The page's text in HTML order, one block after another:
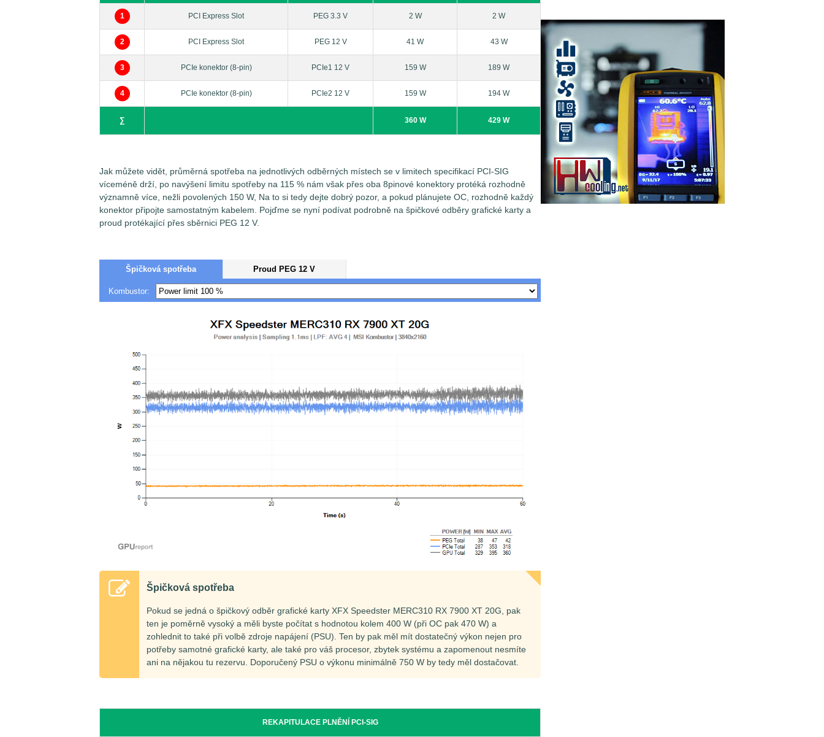
Měření špičkových odběrů (Peak)
Měření špičkové spotřeby a proudu na jednotlivých odběrných místech je prováděno pomocí měřících
uvedeno jinak, pak senzory jsou nastaveny na odečítání hodnot napětí/proud/spotřeba v intervalu 1,1ms
(sampling) a za výslednou hodnotu je brán průměr ze 4 takto zaznamenaných vzorků (Low-pass filter).
napětí/proudu/spotřeby v časovém intervalu 4,4 ms.
1 PCI Express Slot PEG 3.3 V 2 W 2 W
2 PCI Express Slot PEG 12 V 41 W 43 W
3 PCIe konektor (8-pin) PCIe1 12 V 159 W 189 W
4 PCIe konektor (8-pin) PCIe2 12 V 159 W 194 W
∑ 360 W 429 W
Jak můžete vidět, průměrná spotřeba na jednotlivých odběrných místech se v limitech specifikací PCI-SIG
víceméně drží, po navýšení limitu spotřeby na 115 % nám však přes oba 8pinové konektory protéká rozhodně
významně více, nežli povolených 150 W, Na to si tedy dejte dobrý pozor, a pokud plánujete OC, rozhodně každý
konektor připojte samostatným kabelem. Pojďme se nyní podívat podrobně na špičkové odběry grafické karty a
proud protékající přes sběrnici PEG 12 V.
Špičková spotřeba Proud PEG 12 V
Kombustor:
Špičková spotřeba
Pokud se jedná o špičkový odběr grafické karty XFX Speedster MERC310 RX 7900 XT 20G, pak
ten je poměrně vysoký a měli byste počítat s hodnotou kolem 400 W (při OC pak 470 W) a
zohlednit to také při volbě zdroje napájení (PSU). Ten by pak měl mít dostatečný výkon nejen pro
potřeby samotné grafické karty, ale také pro váš procesor, zbytek systému a zapomenout nesmíte
ani na nějakou tu rezervu. Doporučený PSU o výkonu minimálně 750 W by tedy měl dostačovat.
REKAPITULACE PLNĚNÍ PCI-SIG